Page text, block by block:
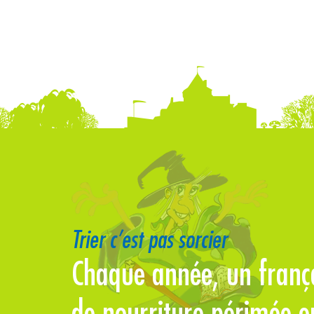
Trier c’est pas sorcier
Chaque année, un